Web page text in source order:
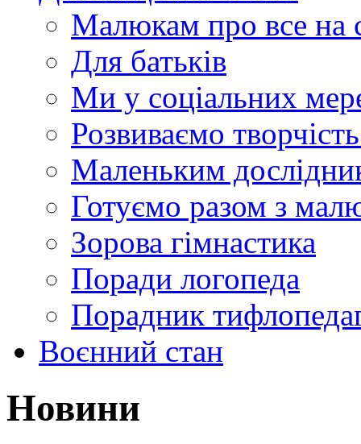
Малюкам про все на
Для батьків
Ми у соціальних
Розвиваємо
Маленьким
Готуємо разом з
Зорова гімнастика
Поради логопеда
Порадник
Воєнний стан
Новини